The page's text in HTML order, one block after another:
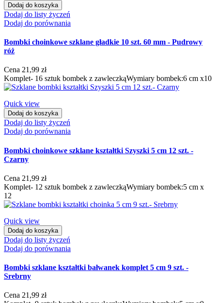
Dodaj do koszyka
Dodaj do listy życzeń
Dodaj do porównania
Bombki choinkowe szklane gładkie 10 szt. 60 mm - Pudrowy
róż
Cena 21,99 zł
Komplet- 16 sztuk bombek z zawleczkąWymiary bombek:6 cm x10
Quick view
Dodaj do koszyka
Dodaj do listy życzeń
Dodaj do porównania
Bombki choinkowe szklane kształtki Szyszki 5 cm 12 szt. -
Czarny
Cena 21,99 zł
Komplet- 12 sztuk bombek z zawleczkąWymiary bombek:5 cm x
12
Quick view
Dodaj do koszyka
Dodaj do listy życzeń
Dodaj do porównania
Bombki szklane kształtki bałwanek komplet 5 cm 9 szt. -
Srebrny
Cena 21,99 zł